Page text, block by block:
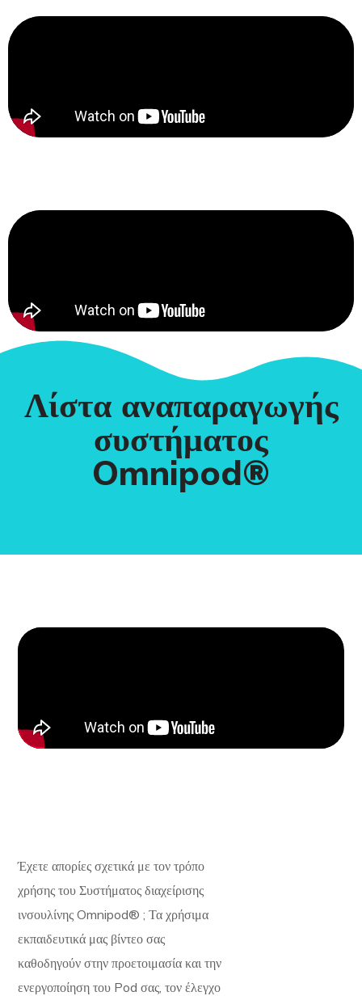
Λίστα αναπαραγωγής
συστήματος
Omnipod®
Έχετε απορίες σχετικά με τον τρόπο
χρήσης του Συστήματος διαχείρισης
ινσουλίνης Omnipod® ; Τα χρήσιμα
εκπαιδευτικά μας βίντεο σας
καθοδηγούν στην προετοιμασία και την
ενεργοποίηση του Pod σας, τον έλεγχο